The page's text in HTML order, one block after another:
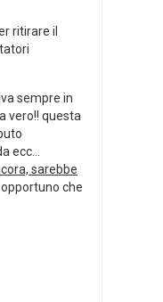
ritirare il
sempre in
vero!! questa
ecc...
sarebbe
opportuno che